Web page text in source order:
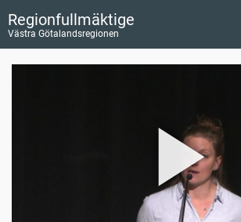
Regionfullmäktige
Västra Götalandsregionen